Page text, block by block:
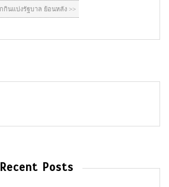
Recent Posts